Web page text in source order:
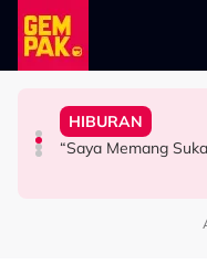
Skip to main content
Dari Angan-Angan
Inspirasi Di Sebalik
HIBURAN
“Saya Memang
Usia 74 tahun
Hidupkan Warisan
Tertelan Serpihan
Airlines